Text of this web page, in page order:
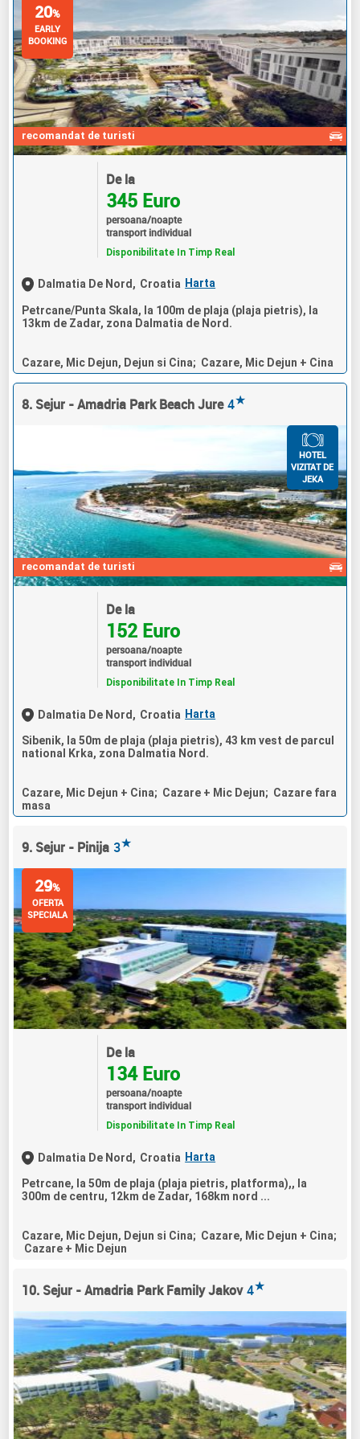
recomandat de turisti
20%
EARLY
BOOKING
De la
345 Euro
persoana/noapte
transport individual
Disponibilitate In Timp Real
Dalmatia De Nord, Croatia Harta
Petrcane/Punta Skala, la 100m de plaja (plaja pietris), la
13km de Zadar, zona Dalmatia de Nord.
Cazare, Mic Dejun, Dejun si Cina; Cazare, Mic Dejun + Cina
8. Sejur - Amadria Park Beach Jure 4★
recomandat de turisti
HOTEL
VIZITAT DE
JEKA
De la
152 Euro
persoana/noapte
transport individual
Disponibilitate In Timp Real
Dalmatia De Nord, Croatia Harta
Sibenik, la 50m de plaja (plaja pietris), 43 km vest de parcul
national Krka, zona Dalmatia Nord.
Cazare, Mic Dejun + Cina; Cazare + Mic Dejun; Cazare fara
masa
9. Sejur - Pinija 3★
29%
OFERTA
SPECIALA
De la
134 Euro
persoana/noapte
transport individual
Disponibilitate In Timp Real
Dalmatia De Nord, Croatia Harta
Petrcane, la 50m de plaja (plaja pietris, platforma),, la
300m de centru, 12km de Zadar, 168km nord ...
Cazare, Mic Dejun, Dejun si Cina; Cazare, Mic Dejun + Cina;
Cazare + Mic Dejun
10. Sejur - Amadria Park Family Jakov 4★